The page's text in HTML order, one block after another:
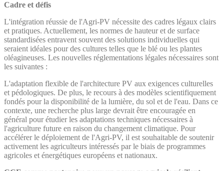
Cadre et défis
L'intégration réussie de l'Agri-PV nécessite des cadres légaux clairs
et pratiques. Actuellement, les normes de hauteur et de surface
standardisées entravent souvent des solutions individuelles qui
seraient idéales pour des cultures telles que le blé ou les plantes
oléagineuses. Les nouvelles réglementations légales nécessaires sont
les suivantes :
L'adaptation flexible de l'architecture PV aux exigences culturelles
et pédologiques. De plus, le recours à des modèles scientifiquement
fondés pour la disponibilité de la lumière, du sol et de l'eau. Dans ce
contexte, une recherche plus large devrait être encouragée en
général pour étudier les adaptations techniques nécessaires à
l'agriculture future en raison du changement climatique. Pour
accélérer le déploiement de l'Agri-PV, il est souhaitable de soutenir
activement les agriculteurs intéressés par le biais de programmes
agricoles et énergétiques européens et nationaux.